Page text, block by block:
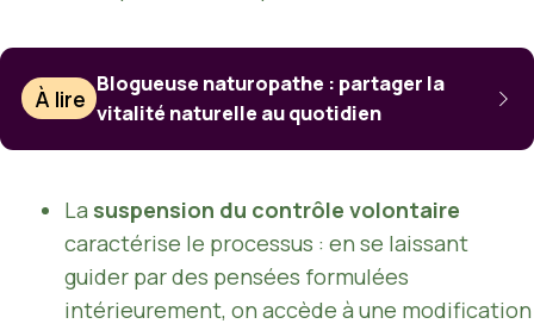
À lire
Blogueuse naturopathe : partager la
vitalité naturelle au quotidien
La suspension du contrôle volontaire
caractérise le processus : en se laissant
guider par des pensées formulées
intérieurement, on accède à une modification